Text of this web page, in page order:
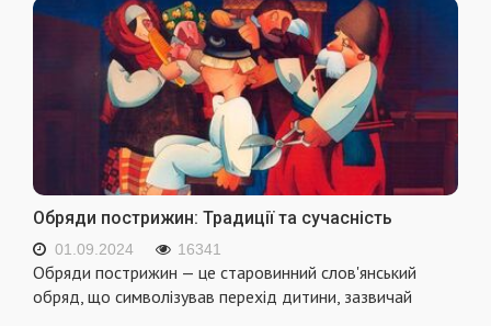
Обряди пострижин: Традиції та сучасність
01.09.2024 16341
Обряди пострижин — це старовинний слов'янський
обряд, що символізував перехід дитини, зазвичай